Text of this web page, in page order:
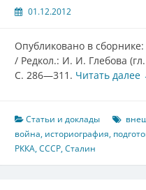
01.12.2012
Опубликовано в
/ Редкол.: И. И. Глебова
С. 286—311. Читать далее
Статьи и доклады
война, историография,
РККА,СССР,Сталин